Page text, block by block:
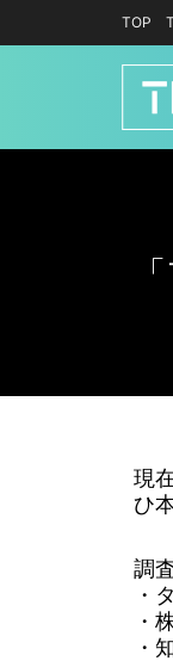
TOP
現
ひ
調
・
・
・